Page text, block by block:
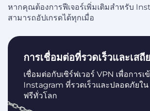
หากคุณต้องการฟีเจอร์เพิ่มเติมสำหรับ
สามารถอัปเกรดได้ทุกเมื่อ
การเชื่อมต่อที่รวดเร็วและเสถี
เชื่อมต่อกับเซิร์ฟเวอร์ VPN เพื่อการเ
Instagram ที่รวดเร็วและปลอดภัยใ
ฟรีทั่วโลก